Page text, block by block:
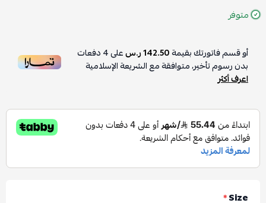
متوفر
أو قسم فاتورتك بقيمة142.50 ر.س على4دفعات
بدون رسوم تأخير، متوافقة مع الشريعة الإسلامية
اعرف أكثر
Size
*